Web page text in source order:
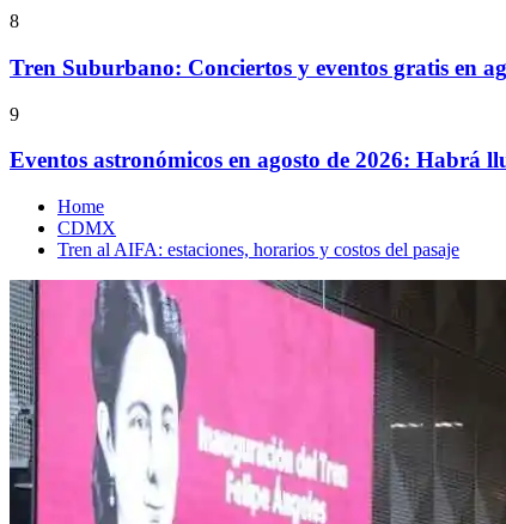
8
Tren Suburbano: Conciertos y eventos gratis en
9
Eventos astronómicos en agosto de 2026: Habrá
Home
CDMX
Tren al AIFA: estaciones, horarios y costos del pasaje